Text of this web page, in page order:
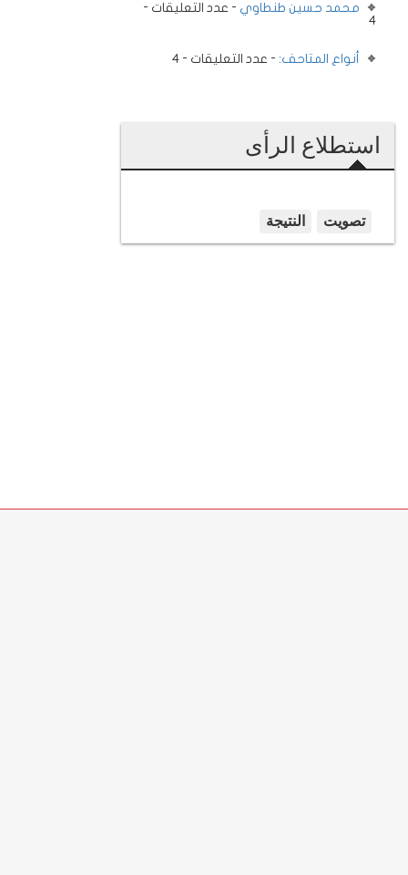
محمد حسين طنطاوي - عدد التعليقات -
4
أنواع المتاحف: - عدد التعليقات - 4
استطلاع الرأى